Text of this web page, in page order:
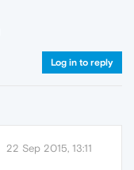
Log in to reply
22 Sep 2015, 13:11